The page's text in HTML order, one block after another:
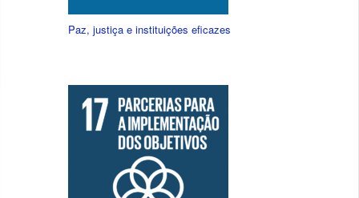
Paz, justiça e instituições eficazes